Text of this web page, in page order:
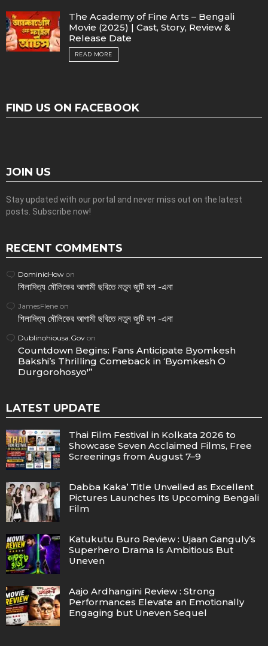
The Academy of Fine Arts – Bengali
Movie (2025) | Cast, Story, Review &
Release Date
READ MORE
FIND US ON FACEBOOK
JOIN US
Stay updated with our portal and never miss out on the latest
posts. Subscribe now!
RECENT COMMENTS
DominicHow on
শিলাদিত্য মৌলিকের আগামী ছবিতে নতুন জুটি যশ -এনা
JamesFlene on
শিলাদিত্য মৌলিকের আগামী ছবিতে নতুন জুটি যশ -এনা
Dublinohiousa.Gov on
Countdown Begins: Fans Anticipate Byomkesh
Bakshi’s Thrilling Comeback in ‘Byomkesh O
Durgorohosyo'”
LATEST UPDATE
Thai Film Festival in Kolkata 2026 to
Showcase Seven Acclaimed Films, Free
Screenings from August 7–9
Dabba Kaka’ Title Unveiled as Excellent
Pictures Launches Its Upcoming Bengali
Film
Katukutu Buro Review : Ujaan Ganguly’s
Superhero Drama Is Ambitious But
Uneven
Aajo Ardhangini Review : Strong
Performances Elevate an Emotionally
Engaging but Uneven Sequel